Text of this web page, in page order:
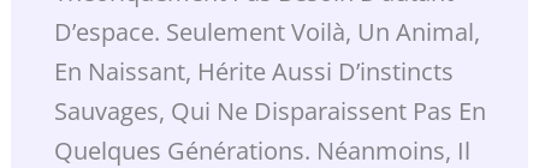
D’espace. Seulement Voilà, Un Animal,
En Naissant, Hérite Aussi D’instincts
Sauvages, Qui Ne Disparaissent Pas En
Quelques Générations. Néanmoins, Il